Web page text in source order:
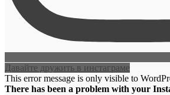
Давайте дружить в инстаграме
This error message is only visible to
There has been a problem with your